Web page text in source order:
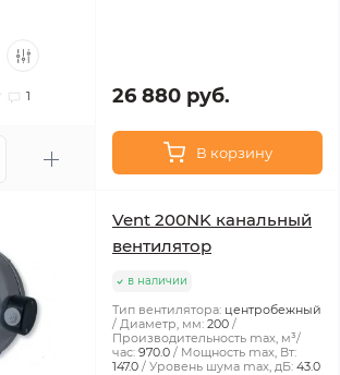
1 26 880 руб.
В корзину
Vent 200NK канальный
вентилятор
в наличии
Тип вентилятора: центробежный
Диаметр, мм: 200
Производительность max, м³/
час: 970.0
Мощность max, Вт:
147.0
Уровень шума max, дБ: 43.0